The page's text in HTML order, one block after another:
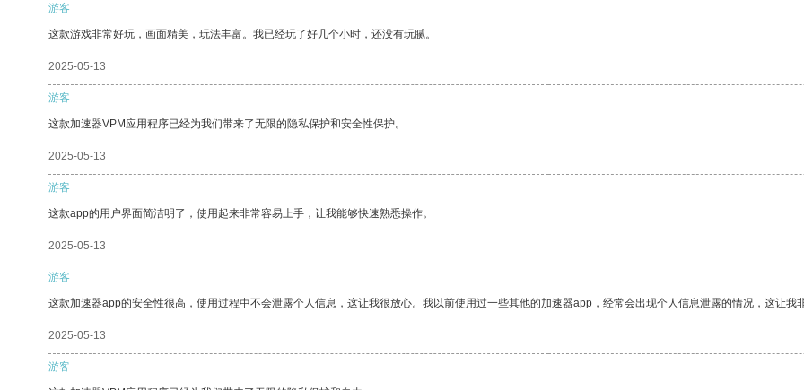
游客
这款游戏非常好玩，画面精美，玩法丰富。我已经玩了好几个小时，还没有玩腻。
2025-05-13
游客
这款加速器VPM应用程序已经为我们带来了无限的隐私保护和安全性保护。
2025-05-13
游客
这款app的用户界面简洁明了，使用起来非常容易上手，让我能够快速熟悉操作。
2025-05-13
游客
这款加速器app的安全性很高，使用过程中不会泄露个人信息，这让我很放心。我以前使用过一些其他的加速器app，经常会出现个人信息泄露的情况，这让我
2025-05-13
游客